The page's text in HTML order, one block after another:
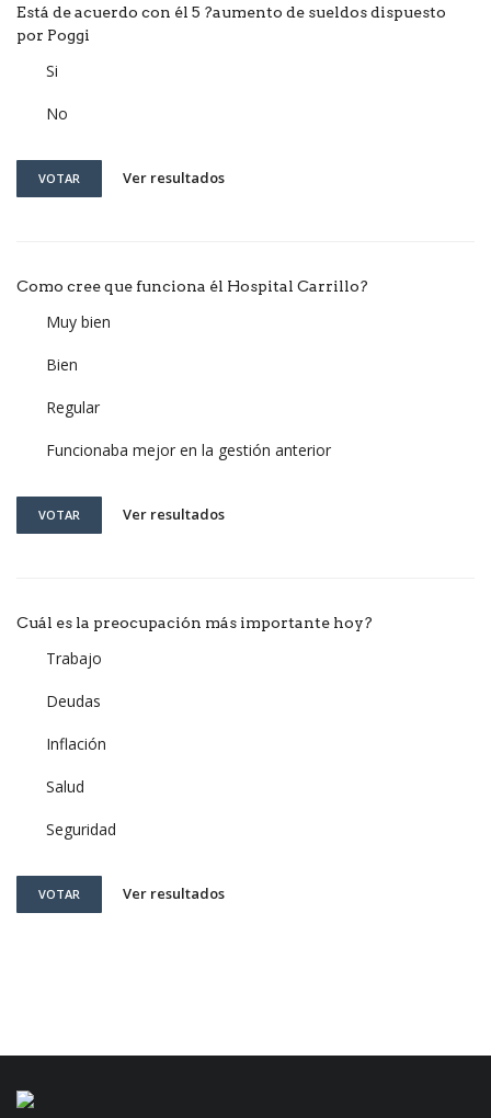
Está de acuerdo con él 5 ?aumento de sueldos dispuesto
por Poggi
Si
No
VOTAR Ver resultados
Como cree que funciona él Hospital Carrillo?
Muy bien
Bien
Regular
Funcionaba mejor en la gestión anterior
VOTAR Ver resultados
Cuál es la preocupación más importante hoy?
Trabajo
Deudas
Inflación
Salud
Seguridad
VOTAR Ver resultados